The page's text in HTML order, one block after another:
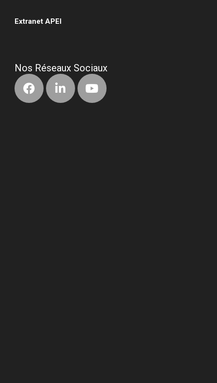
Extranet APEI
Nos Réseaux Sociaux